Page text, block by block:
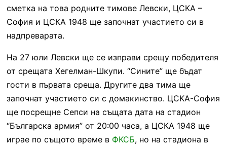
сметка на това родните тимове Левски, ЦСКА –
София и ЦСКА 1948 ще започнат участието си в
надпреварата.
На 27 юли Левски ще се изправи срещу победителя
от срещата Хегелман-Шкупи. “Сините” ще бъдат
гости в първата среща. Другите два тима ще
започнат участието си с домакинство. ЦСКА-София
ще посрещне Сепси на същата дата на стадион
“Българска армия” от 20:00 часа, а ЦСКА 1948 ще
играе по същото време в ФКСБ, но на стадиона в